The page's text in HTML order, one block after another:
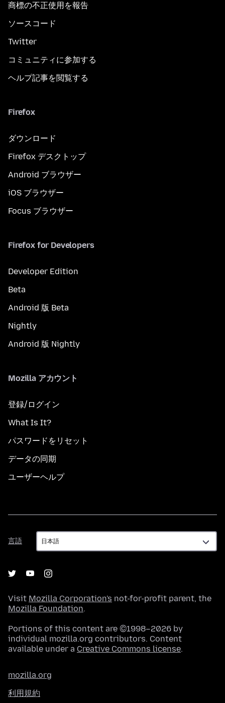
商標の不正使用を報告
ソースコード
Twitter
コミュニティに参加する
ヘルプ記事を閲覧する
Firefox
ダウンロード
Firefox デスクトップ
Android ブラウザー
iOS ブラウザー
Focus ブラウザー
Firefox for Developers
Developer Edition
Beta
Android 版 Beta
Nightly
Android 版 Nightly
Mozilla アカウント
登録/ログイン
What Is It?
パスワードをリセット
データの同期
ユーザーヘルプ
言語
言
語
Visit Mozilla Corporation's not-for-profit parent, the
Mozilla Foundation.
Portions of this content are ©1998–2026 by
individual mozilla.org contributors. Content
available under a Creative Commons license.
mozilla.org
利用規約